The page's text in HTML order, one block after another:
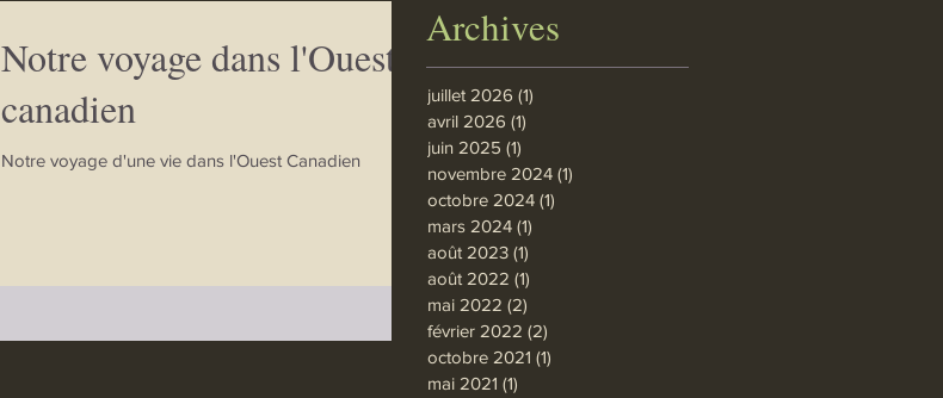
Notre voyage dans l'Ouest
canadien
Notre voyage d'une vie dans l'Ouest Canadien
Archives
juillet 2026 (1)
avril 2026 (1)
juin 2025 (1)
novembre 2024 (1)
octobre 2024 (1)
mars 2024 (1)
août 2023 (1)
août 2022 (1)
mai 2022 (2)
février 2022 (2)
octobre 2021 (1)
mai 2021 (1)